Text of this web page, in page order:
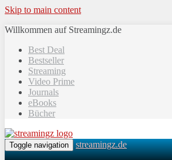
Skip to main content
Willkommen auf Streamingz.de
Best Deal
Bestseller
Streaming
Video Prime
Journals
eBooks
Bücher
Toggle navigation streamingz.de